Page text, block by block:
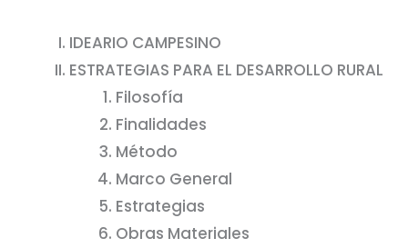
IDEARIO CAMPESINO
ESTRATEGIAS PARA EL DESARROLLO RURAL
Filosofía
Finalidades
Método
Marco General
Estrategias
Obras Materiales